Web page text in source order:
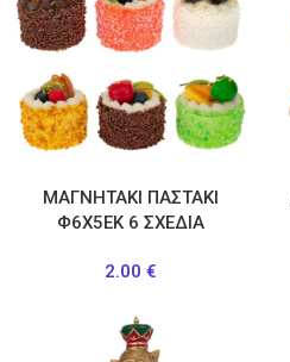
ΜΑΓΝΗΤΑΚΙ ΠΑΣΤΑΚΙ
Φ6Χ5ΕΚ 6 ΣΧΕΔΙΑ
2.00 €